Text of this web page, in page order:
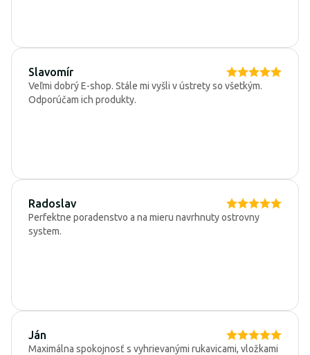
Slavomír
Veľmi dobrý E-shop. Stále mi vyšli v ústrety so všetkým.
Odporúčam ich produkty.
Radoslav
Perfektne poradenstvo a na mieru navrhnuty ostrovny
system.
Ján
Maximálna spokojnosť s vyhrievanými rukavicami, vložkami